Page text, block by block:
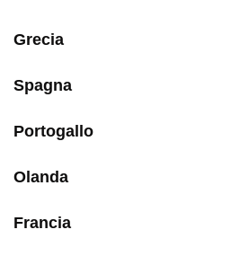
Grecia
Spagna
Portogallo
Olanda
Francia